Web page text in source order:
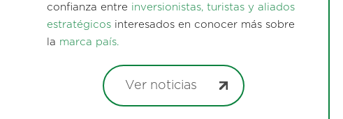
confianza entre inversionistas, turistas y aliados
estratégicos interesados en conocer más sobre
la marca país.
Ver noticias